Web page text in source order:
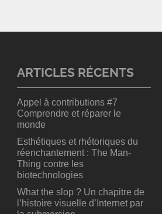
ARTICLES RÉCENTS
Appel à contributions #7
Comprendre et réparer le
monde
Esthétiques et rhétoriques du
réenchantement : The Man-
Thing contre les
biotechnologies
What the slop ? Un chapitre de
l’histoire visuelle d’Internet par